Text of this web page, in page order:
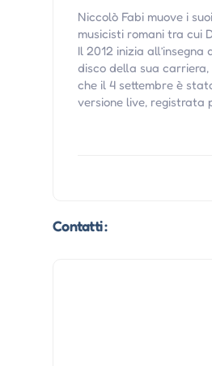
Niccolò Fabi muove i
musicisti romani tra cui
Il 2012 inizia
disco della sua
che il 4 settembre è
versione live, registrata
Contatti :